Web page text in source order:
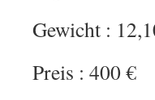
Gewicht :
Preis : 400 €